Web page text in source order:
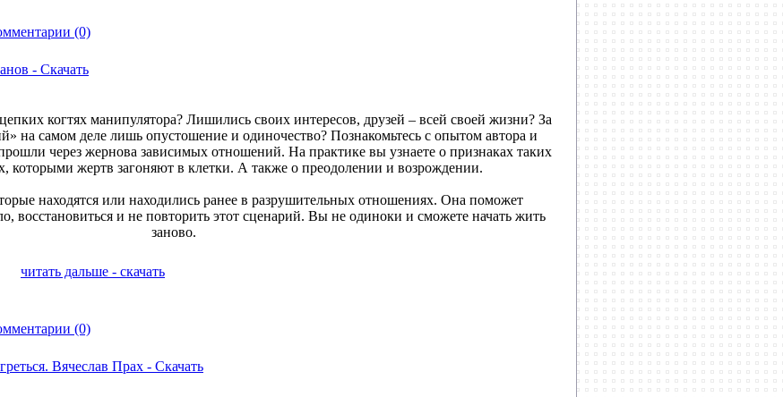
(0)
- Скачать
когтях манипулятора? Лишились своих интересов, друзей – всей своей жизни? За
на самом деле лишь опустошение и одиночество? Познакомьтесь с опытом автора и
через жернова зависимых отношений. На практике вы узнаете о признаках таких
которыми жертв загоняют в клетки. А также о преодолении и возрождении.
находятся или находились ранее в разрушительных отношениях. Она поможет
восстановиться и не повторить этот сценарий. Вы не одиноки и сможете начать жить
заново.
читать дальше - скачать
(0)
Вячеслав Прах - Скачать